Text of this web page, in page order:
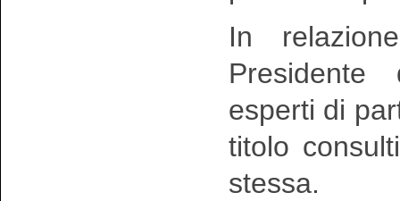
In
esperti di
titolo
stessa.